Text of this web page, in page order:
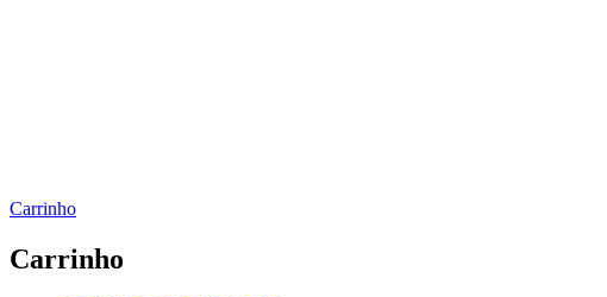
Carrinho
Carrinho